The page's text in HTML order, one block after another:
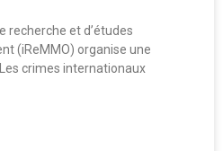
recherche et d’études
(iReMMO) organise une
crimes internationaux